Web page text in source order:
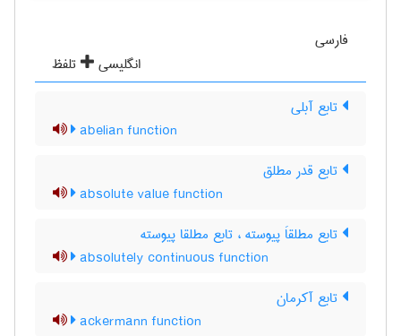
فارسی
انگلیسی
تلفظ
تابع آبلی
abelian function
تابع قدر مطلق
absolute value function
تابع مطلقاَ پیوسته ، تابع مطلقا پیوسته
absolutely continuous function
تابع آکرمان
ackermann function